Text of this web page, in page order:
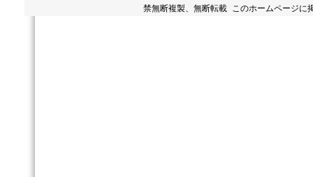
禁無断複製、無断転載 このホームページに